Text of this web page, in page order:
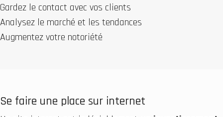
Gardez le contact avec vos clients
Analysez le marché et les tendances
Augmentez votre notoriété
Se faire une place sur internet